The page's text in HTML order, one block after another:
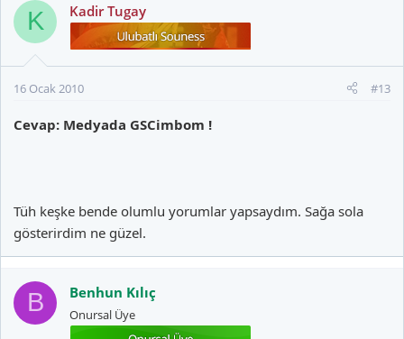
K Kadir Tugay
16 Ocak 2010 #13
Cevap: Medyada GSCimbom !
Tüh keşke bende olumlu yorumlar yapsaydım. Sağa sola
gösterirdim ne güzel.
B Benhun Kılıç
Onursal Üye